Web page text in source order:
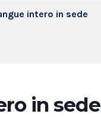
intero in sede
in sede